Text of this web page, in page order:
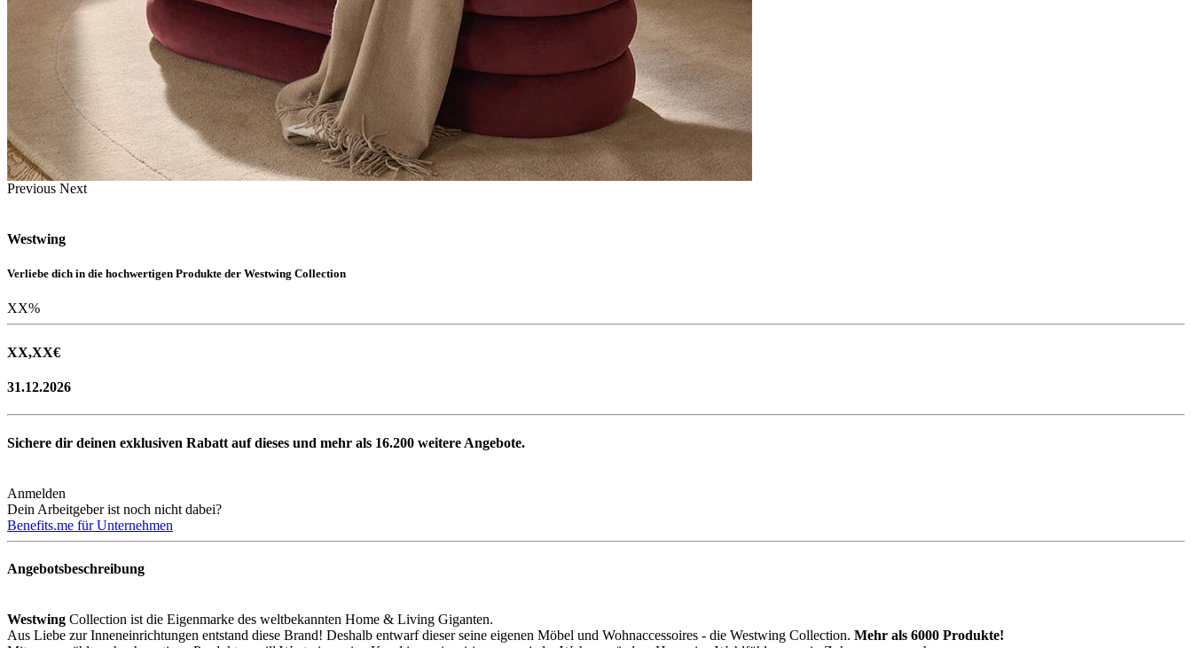
Previous Next
Westwing
Verliebe dich in die hochwertigen Produkte der Westwing Collection
XX%
XX,XX€
31.12.2026
Sichere dir deinen exklusiven Rabatt auf dieses und mehr als 16.200 weitere Angebote.
Anmelden
Dein Arbeitgeber ist noch nicht dabei?
Benefits.me für Unternehmen
Angebotsbeschreibung
Westwing Collection ist die Eigenmarke des weltbekannten Home & Living Giganten.
Aus Liebe zur Inneneinrichtungen entstand diese Brand! Deshalb entwarf dieser seine eigenen Möbel und Wohnaccessoires - die Westwing Collection. Mehr als 6000 Produkte!